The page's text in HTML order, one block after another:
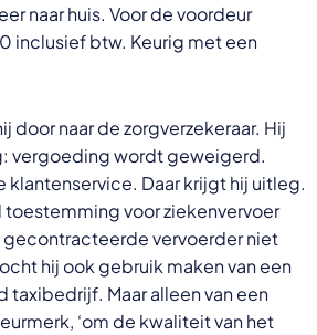
naar huis. Voor de voordeur
inclusief btw. Keurig met een
door naar de zorgverzekeraar. Hij
vergoeding wordt geweigerd.
klantenservice. Daar krijgt hij uitleg.
toestemming voor ziekenvervoer
gecontracteerde vervoerder niet
hij ook gebruik maken van een
Maar alleen van een
‘om de kwaliteit van het